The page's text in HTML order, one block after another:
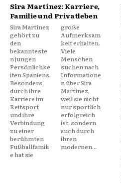
Sira Martínez: Karriere,
Familie und Privatleben
Sira Martínez
gehört zu
den
bekannteste
n jungen
Persönlichke
iten Spaniens.
Besonders
durch ihre
Karriere im
Reitsport
und ihre
Verbindung
zu einer
berühmten
Fußballfamili
e hat sie
große
Aufmerksam
keit erhalten.
Viele
Menschen
suchen nach
Informatione
n über Sira
Martínez,
weil sie nicht
nur sportlich
erfolgreich
ist, sondern
auch durch
ihren
modernen...